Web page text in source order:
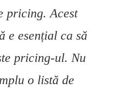
pricing. Acest
e esențial ca să
pricing-ul. Nu
o listă de